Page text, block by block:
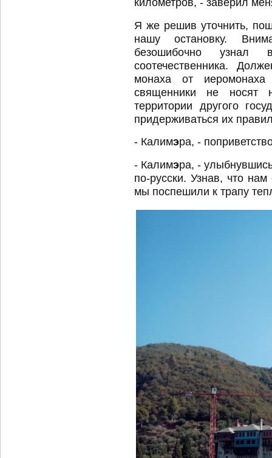
Я же решив уточнить,
нашу остановку.
безошибочно
соотечественника.
монаха от иеромонаха
священники не носят
территории другого
придерживаться их
- Калимэра, -
- Калимэра, -
по-русски. Узнав, что
мы поспешили к трапу